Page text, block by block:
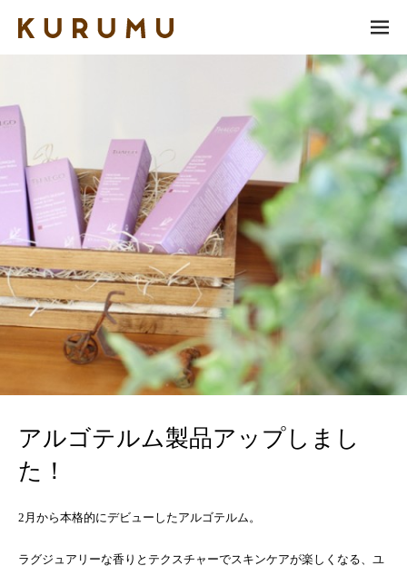
NU
アルゴテルム製品アップしまし
た！
2月から本格的にデビューしたアルゴテルム。
ラグジュアリーな香りとテクスチャーでスキンケアが楽しくなる、ユ